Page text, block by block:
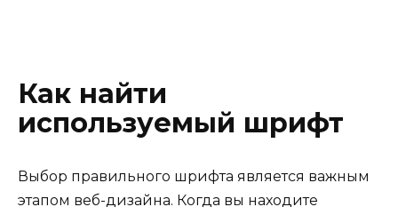
Как найти
используемый шрифт
Выбор правильного шрифта является важным
этапом веб-дизайна. Когда вы находите